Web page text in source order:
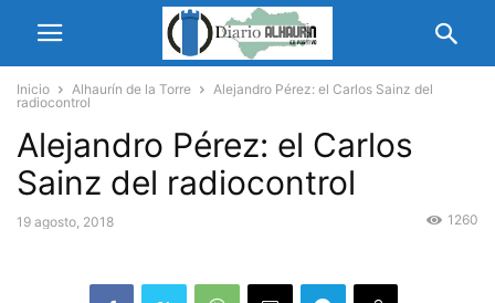
Inicio Alhaurín de la Torre
Alejandro Pérez: el Carlos Sainz del
radiocontrol
Alejandro Pérez: el Carlos
Sainz del radiocontrol
19 agosto, 2018 1260